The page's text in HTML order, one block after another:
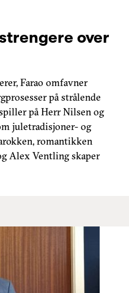
over
Farao omfavner
på strålende
på Herr Nilsen og
juletradisjoner- og
romantikken
Alex Ventling skaper